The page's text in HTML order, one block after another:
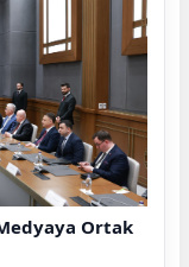
Ortak